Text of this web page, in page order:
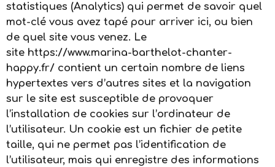
statistiques (Analytics) qui permet de savoir quel
mot-clé vous avez tapé pour arriver ici, ou bien
de quel site vous venez. Le
site https://www.marina-barthelot-chanter-
happy.fr/ contient un certain nombre de liens
hypertextes vers d’autres sites et la navigation
sur le site est susceptible de provoquer
l’installation de cookies sur l’ordinateur de
l’utilisateur. Un cookie est un fichier de petite
taille, qui ne permet pas l’identification de
l’utilisateur, mais qui enregistre des informations